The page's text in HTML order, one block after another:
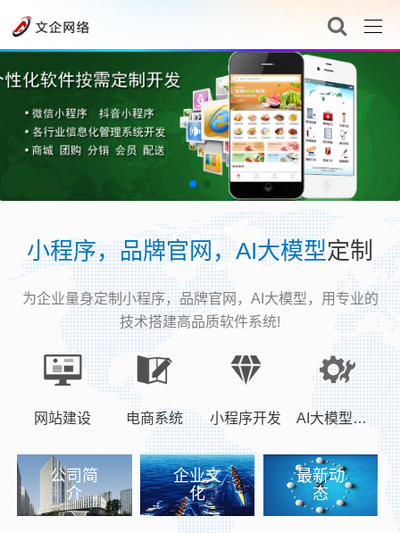
小程序，品牌官网，AI大模型定制
为企业量身定制小程序，品牌官网，AI大模型，用专业的
技术搭建高品质软件系统!
网站建设 电商系统 小程序开发 AI大模型定制
公司简
介
企业文
化
最新动
态